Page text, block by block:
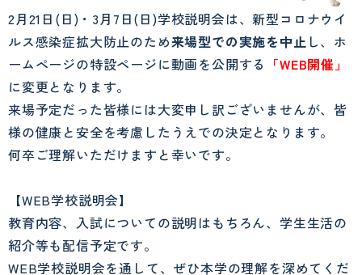
ナ
ビ
ゲ
ー
シ
ョ
ン
ビ
ゲ
ー
シ
ョ
ン
へ
2月21日(日)・3月7日(日)学校説明会は、新型コロナウイ
ルス感染症拡大防止のため来場型での実施を中止 し、ホ
ームページの特設ページに動画を公開する 「WEB開催」
に変更となります。
来場予定だった皆様には大変申し訳ございませんが、皆
様の健康と安全を考慮したうえでの決定となります。
何卒ご理解いただけますと幸いです。
【WEB学校説明会】
教育内容、入試についての説明はもちろん、学生生活の
紹介等も配信予定です。
WEB学校説明会を通して、ぜひ本学の理解を深めてくだ